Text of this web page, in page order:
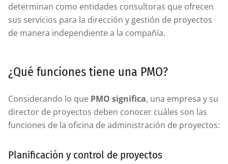
determinan como entidades consultoras que ofrecen
sus servicios para la dirección y gestión de proyectos
de manera independiente a la compañía.
¿Qué funciones tiene una PMO?
Considerando lo que PMO significa, una empresa y su
director de proyectos deben conocer cuáles son las
funciones de la oficina de administración de proyectos:
Planificación y control de proyectos